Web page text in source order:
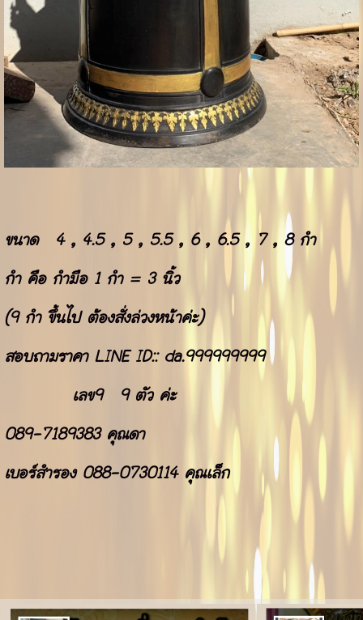
ขนาด 4 , 4.5 , 5 , 5.5 , 6 , 6.5 , 7 , 8 กำ
กำ คือ กำมือ 1 กำ = 3 นิ้ว
(9 กำ ขึ้นไป ต้องสั่งล่วงหน้าค่ะ)
สอบถามราคา LINE ID:: da.999999999
เลข9 9 ตัว ค่ะ
089-7189383 คุณดา
เบอร์สำรอง 088-0730114 คุณเล็ก